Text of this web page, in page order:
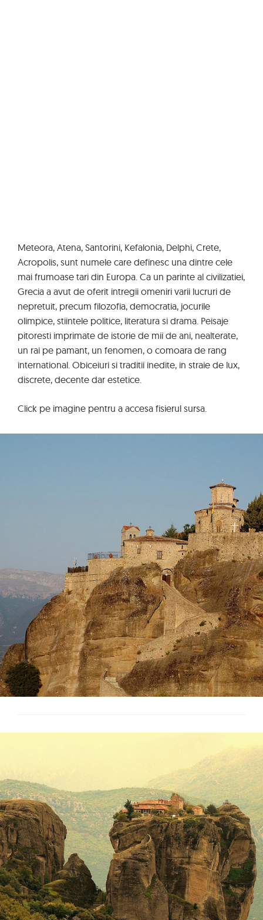
Meteora, Atena, Santorini, Kefalonia, Delphi, Crete,
Acropolis, sunt numele care definesc una dintre cele
mai frumoase tari din Europa. Ca un parinte al civilizatiei,
Grecia a avut de oferit intregii omeniri varii lucruri de
nepretuit, precum filozofia, democratia, jocurile
olimpice, stiintele politice, literatura si drama. Peisaje
pitoresti imprimate de istorie de mii de ani, nealterate,
un rai pe pamant, un fenomen, o comoara de rang
international. Obiceiuri si traditii inedite, in straie de lux,
discrete, decente dar estetice.
Click pe imagine pentru a accesa fisierul sursa.